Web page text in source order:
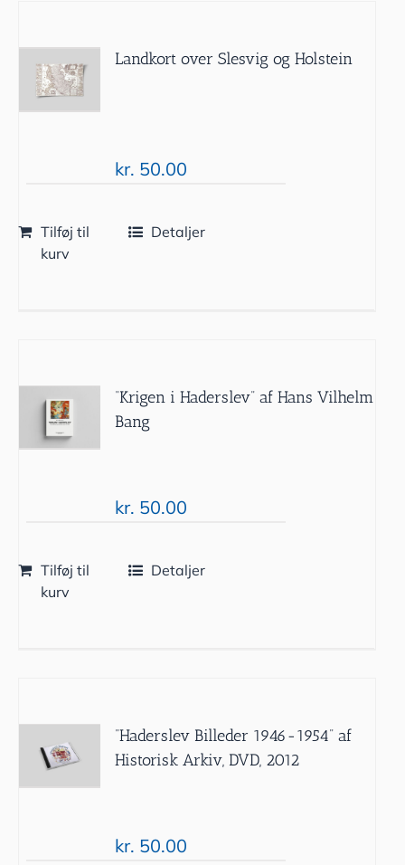
Landkort over Slesvig og Holstein
kr. 50.00
Tilføj til
kurv
Detaljer
“Krigen i Haderslev” af Hans Vilhelm
Bang
kr. 50.00
Tilføj til
kurv
Detaljer
”Haderslev Billeder 1946-1954” af
Historisk Arkiv, DVD, 2012
kr. 50.00